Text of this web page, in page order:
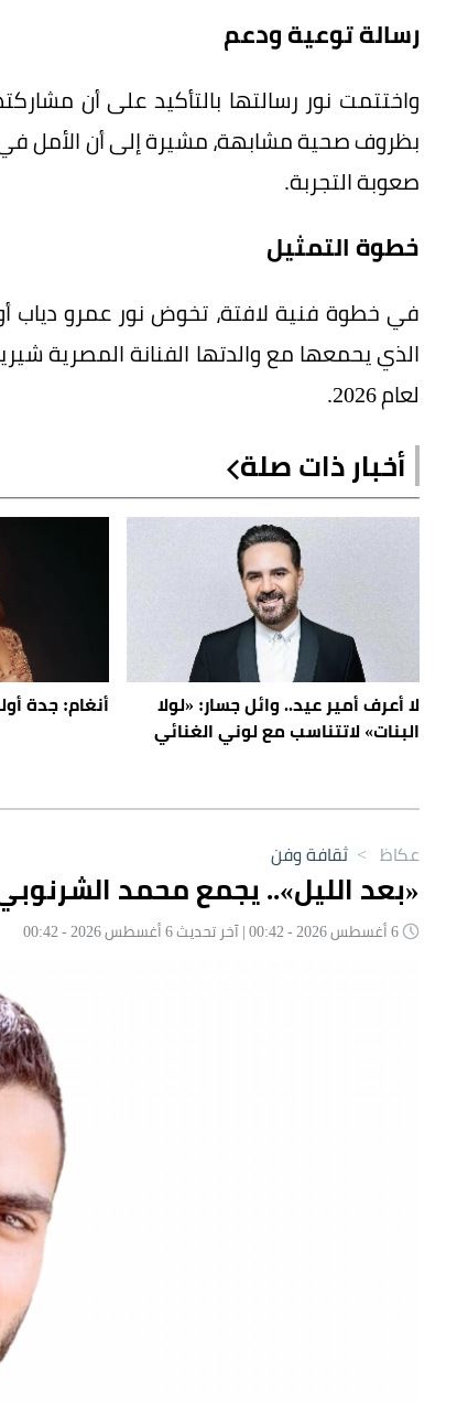
رسالة توعية ودعم
واختتمت نور رسالتها بالتأكيد على أن
بظروف صحية مشابهة، مشيرة إلى أن الأمل في
صعوبة التجربة.
خطوة التمثيل
في خطوة فنية لافتة، تخوض نور عمرو دياب
الذي يحمعها مع والدتها الفنانة المصرية
لعام 2026.
أخبار ذات صلة
لا أعرف أمير عيد.. وائل جسار: «لولا
البنات» لاتتناسب مع لوني الغنائي
أنغام: جدة
عكاظ > ثقافة وفن
«بعد الليل».. يجمع محمد